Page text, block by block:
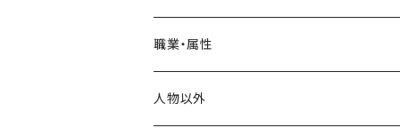
トライブレンドTシャツ
奈良時代
平安時代
ヨーロッパ
イングランド
アメリカ
職業・属性
神格
人物以外